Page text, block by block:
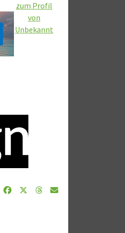
zum Profil
von
Unbekannt